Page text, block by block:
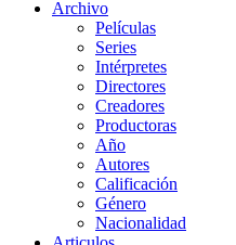
Archivo
Películas
Series
Intérpretes
Directores
Creadores
Productoras
Año
Autores
Calificación
Género
Nacionalidad